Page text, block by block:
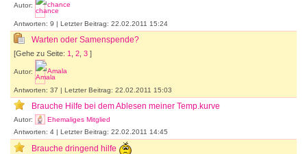
Autor: chance
Antworten: 9 | Letzter Beitrag: 22.02.2011 15:24
Warten oder Samenspende?
[Gehe zu Seite: 1 2 3 ]
Autor: Amala
Antworten: 37 | Letzter Beitrag: 22.02.2011 15:03
Brauche Hilfe bei dem Ablesen meiner Temp.kurve
Autor:
Ehemaliges Mitglied
Antworten: 4 | Letzter Beitrag: 22.02.2011 14:45
Brauche dringend hilfe